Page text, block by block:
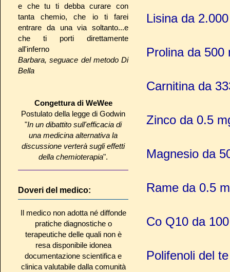
Lisina da
Prolina da 500
Carnitina da
Zinco da 0.5
Magnesio da
Rame da 0.5
Co Q10 da
Polifenoli del
e che tu ti debba curare con
tanta chemio, che io ti farei
entrare da una via soltanto...e
che ti porti direttamente
all'inferno
Barbara, seguace del metodo Di
Bella
Congettura di WeWee
Postulato della legge di Godwin
"In un dibattito sull'efficacia di
una medicina alternativa la
discussione verterà sugli effetti
della chemioterapia".
Doveri del medico:
Il medico non adotta né diffonde
pratiche diagnostiche o
terapeutiche delle quali non è
resa disponibile idonea
documentazione scientifica e
clinica valutabile dalla comunità